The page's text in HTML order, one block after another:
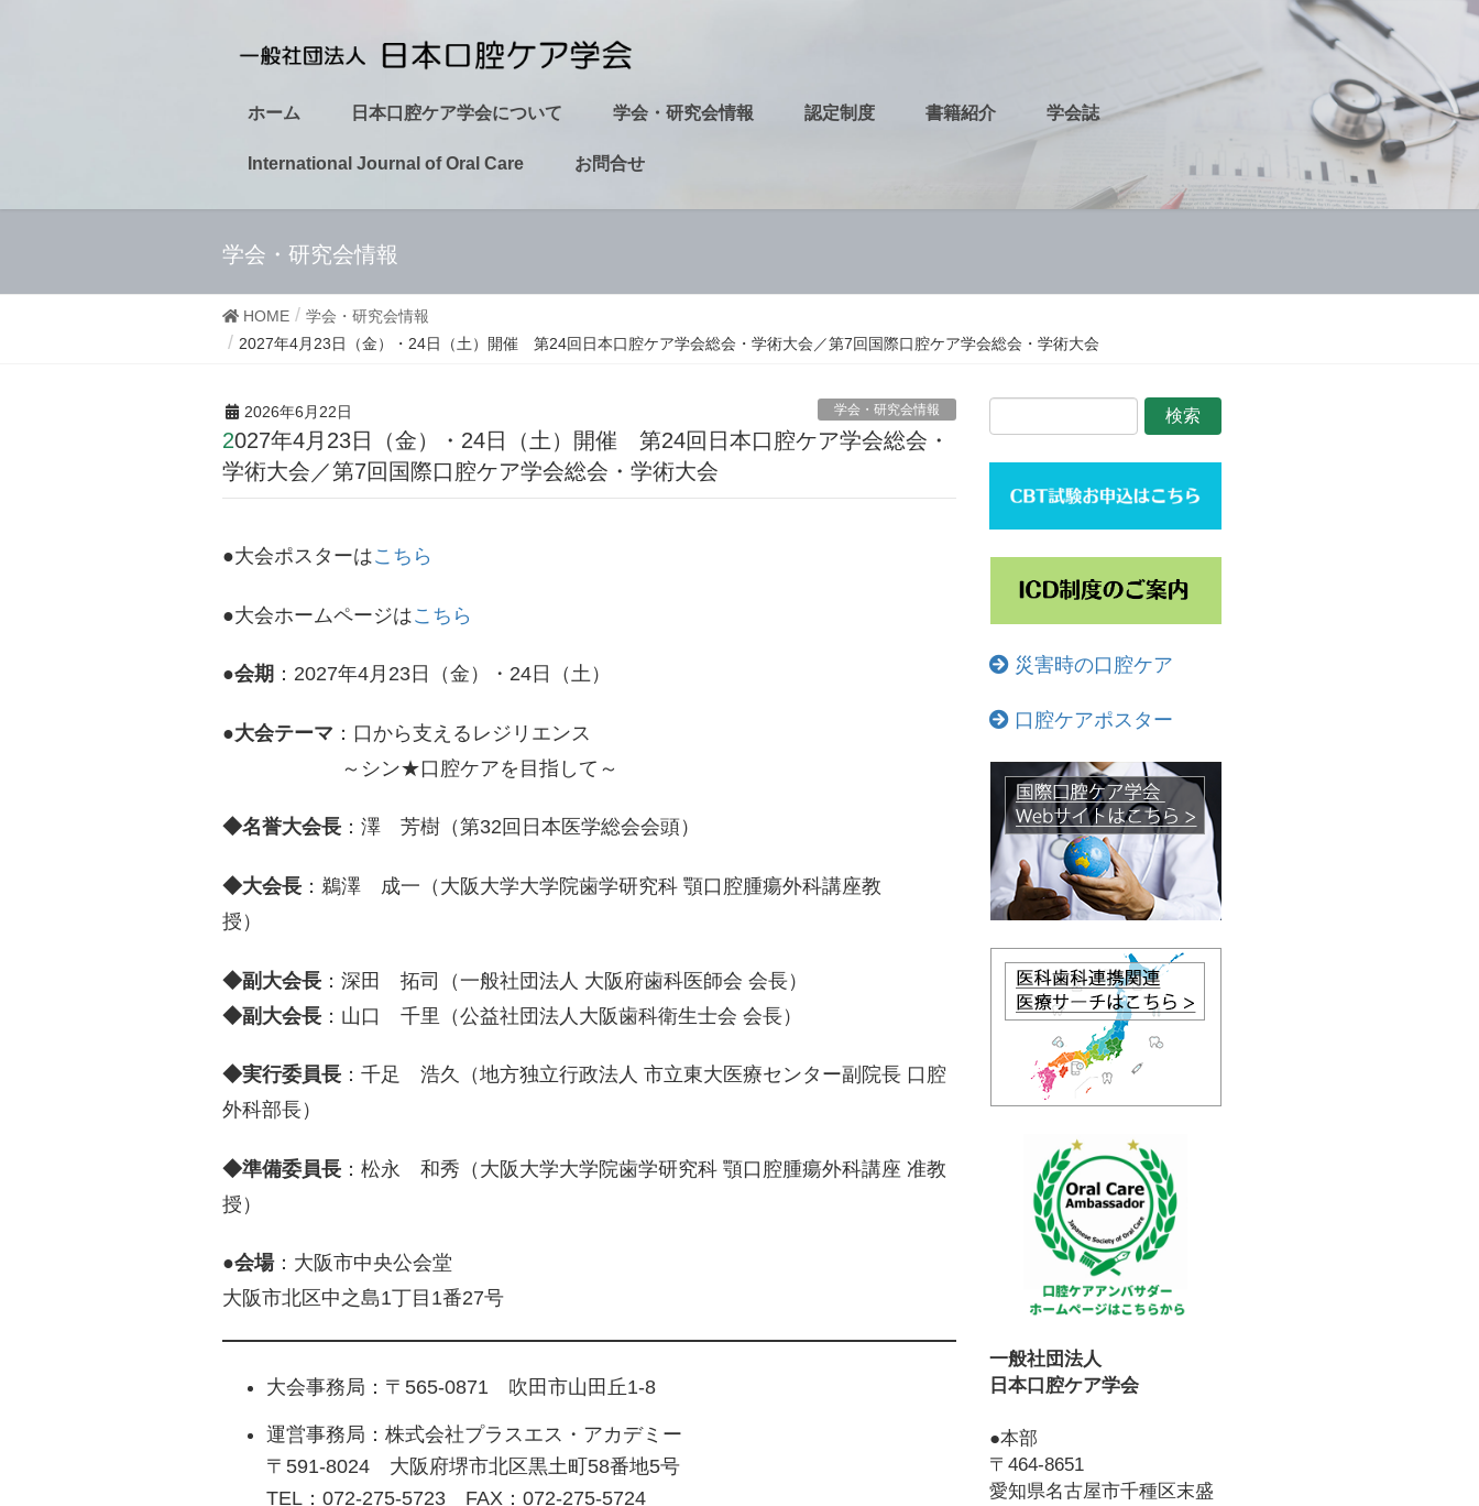
ホーム 日本口腔ケア学会について 学会・研究会情報 認定制度 書籍紹介 学会誌
International Journal of Oral Care お問合せ
学会・研究会情報
HOME
学会・研究会情報
2027年4月23日（金）・24日（土）開催 第24回日本口腔ケア学会総会・学術大会／第7回国際口腔ケア学会総会・学術大会
2026年6月22日 学会・研究会情報
2027年4月23日（金）・24日（土）開催 第24回日本口腔ケア学会総会・
学術大会／第7回国際口腔ケア学会総会・学術大会
●大会ポスターはこちら
●大会ホームページはこちら
●会期 ：2027年4月23日（金）・24日（土）
●大会テーマ ：口から支えるレジリエンス
～シン★口腔ケアを目指して～
◆名誉大会長 ：澤 芳樹（第32回日本医学総会会頭）
◆大会長 ：鵜澤 成一（大阪大学大学院歯学研究科 顎口腔腫瘍外科講座教
授）
◆副大会長 ：深田 拓司（一般社団法人 大阪府歯科医師会 会長）
◆副大会長 ：山口 千里（公益社団法人大阪歯科衛生士会 会長）
◆実行委員長 ：千足 浩久（地方独立行政法人 市立東大医療センター副院長 口腔
外科部長）
◆準備委員長 ：松永 和秀（大阪大学大学院歯学研究科 顎口腔腫瘍外科講座 准教
授）
●会場：大阪市中央公会堂
大阪市北区中之島1丁目1番27号
大会事務局：〒565-0871 吹田市山田丘1-8
運営事務局：株式会社プラスエス・アカデミー
〒591-8024 大阪府堺市北区黒土町58番地5号
TEL：072-275-5723 FAX：072-275-5724
災害時の口腔ケア
口腔ケアポスター
一般社団法人
日本口腔ケア学会
●本部
〒464-8651
愛知県名古屋市千種区末盛